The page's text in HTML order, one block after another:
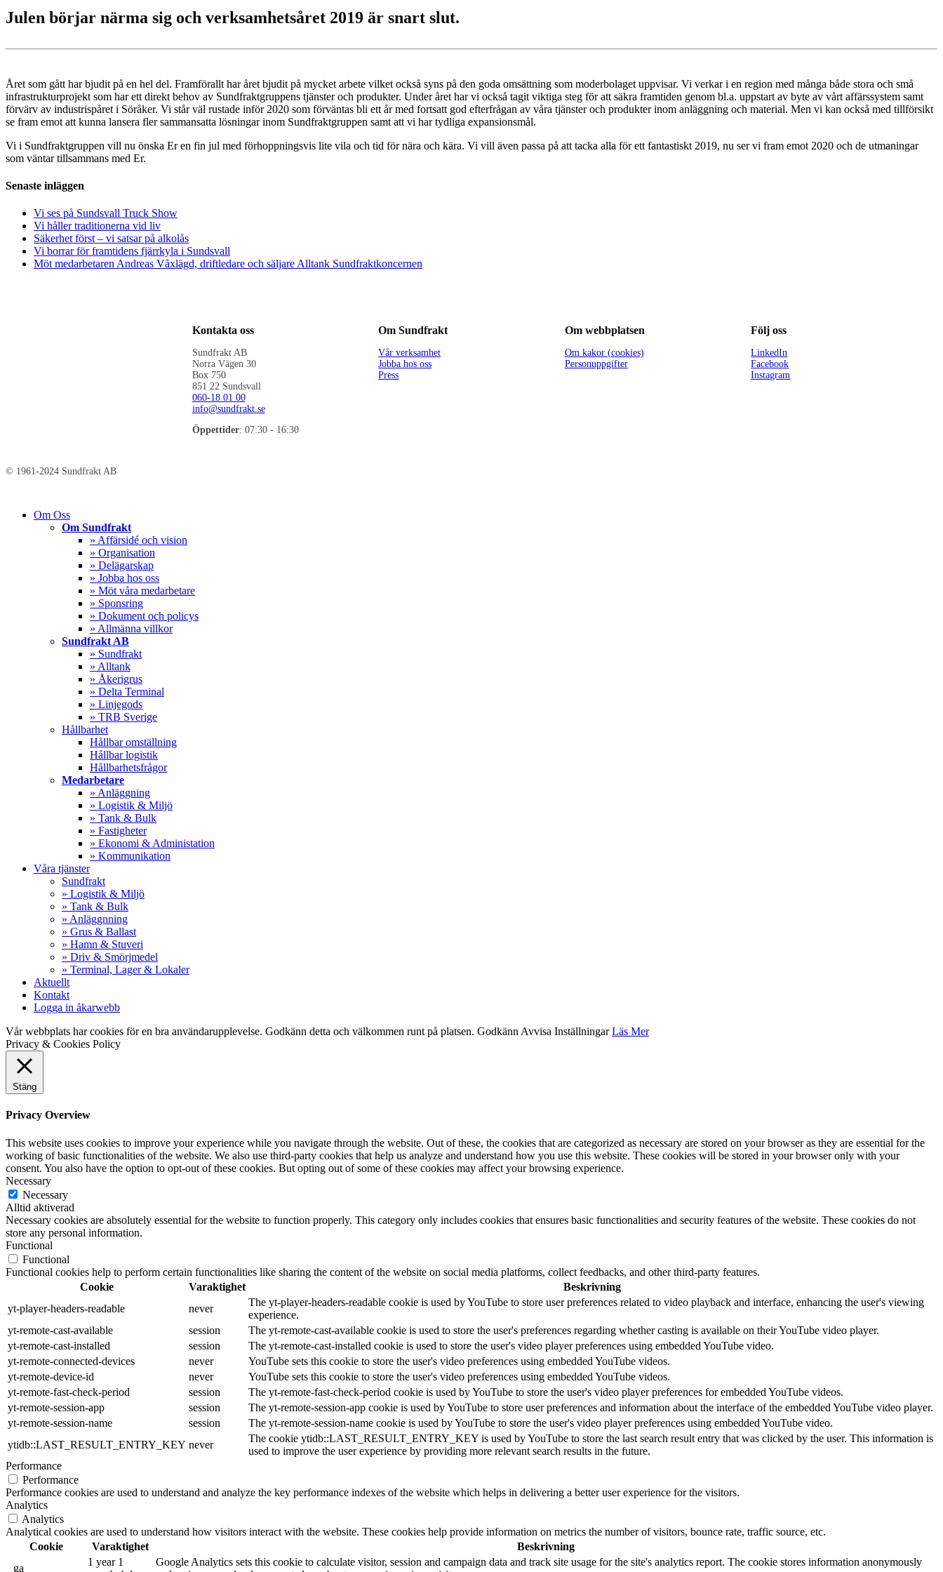
Julen börjar närma sig och verksamhetsåret 2019 är snart slut.
Året som gått har bjudit på en hel del. Framförallt har året bjudit på mycket arbete vilket också syns på den goda omsättning som moderbolaget uppvisar. Vi verkar i en region med många både stora och små
infrastrukturprojekt som har ett direkt behov av Sundfraktgruppens tjänster och produkter. Under året har vi också tagit viktiga steg för att säkra framtiden genom bl.a. uppstart av byte av vårt affärssystem samt
förvärv av industrispåret i Söråker. Vi står väl rustade inför 2020 som förväntas bli ett år med fortsatt god efterfrågan av våra tjänster och produkter inom anläggning och material. Men vi kan också med tillförsikt
se fram emot att kunna lansera fler sammansatta lösningar inom Sundfraktgruppen samt att vi har tydliga expansionsmål.
Vi i Sundfraktgruppen vill nu önska Er en fin jul med förhoppningsvis lite vila och tid för nära och kära. Vi vill även passa på att tacka alla för ett fantastiskt 2019, nu ser vi fram emot 2020 och de utmaningar
som väntar tillsammans med Er.
Senaste inläggen
Vi ses på Sundsvall Truck Show
Vi håller traditionerna vid liv
Säkerhet först – vi satsar på alkolås
Vi borrar för framtidens fjärrkyla i Sundsvall
Möt medarbetaren Andreas Våxlägd, driftledare och säljare Alltank Sundfraktkoncernen
Kontakta oss
Sundfrakt AB
Norra Vägen 30
Box 750
851 22 Sundsvall
060-18 01 00
info@sundfrakt.se
Öppettider: 07:30 - 16:30
Om Sundfrakt
Vår verksamhet
Jobba hos oss
Press
Om webbplatsen
Om kakor (cookies)
Personuppgifter
Följ oss
LinkedIn
Facebook
Instagram
© 1961-2024 Sundfrakt AB
Close
Om Oss
Om Sundfrakt
» Affärsidé och vision
» Organisation
» Delägarskap
» Jobba hos oss
» Möt våra medarbetare
» Sponsring
» Dokument och policys
» Allmänna villkor
Sundfrakt AB
» Sundfrakt
» Alltank
» Åkerigrus
» Delta Terminal
» Linjegods
» TRB Sverige
Hållbarhet
Hållbar omställning
Hållbar logistik
Hållbarhetsfrågor
Medarbetare
» Anläggning
» Logistik & Miljö
» Tank & Bulk
» Fastigheter
» Ekonomi & Administation
» Kommunikation
Våra tjänster
Sundfrakt
» Logistik & Miljö
» Tank & Bulk
» Anläggnning
» Grus & Ballast
» Hamn & Stuveri
» Driv & Smörjmedel
» Terminal, Lager & Lokaler
Aktuellt
Kontakt
Logga in åkarwebb
Vår webbplats har cookies för en bra användarupplevelse. Godkänn detta och välkommen runt på platsen. Godkänn Avvisa Inställningar Läs Mer
Privacy & Cookies Policy
Stäng
Privacy Overview
This website uses cookies to improve your experience while you navigate through the website. Out of these, the cookies that are categorized as necessary are stored on your browser as they are essential for the
working of basic functionalities of the website. We also use third-party cookies that help us analyze and understand how you use this website. These cookies will be stored in your browser only with your
consent. You also have the option to opt-out of these cookies. But opting out of some of these cookies may affect your browsing experience.
Necessary
Necessary
Alltid aktiverad
Necessary cookies are absolutely essential for the website to function properly. This category only includes cookies that ensures basic functionalities and security features of the website. These cookies do not
store any personal information.
Functional
Functional
Functional cookies help to perform certain functionalities like sharing the content of the website on social media platforms, collect feedbacks, and other third-party features.
Cookie
Varaktighet
Beskrivning
yt-player-headers-readable
never
The yt-player-headers-readable cookie is used by YouTube to store user preferences related to video playback and interface, enhancing the user's viewing
experience.
yt-remote-cast-available
session
The yt-remote-cast-available cookie is used to store the user's preferences regarding whether casting is available on their YouTube video player.
yt-remote-cast-installed
session
The yt-remote-cast-installed cookie is used to store the user's video player preferences using embedded YouTube video.
yt-remote-connected-devices
never
YouTube sets this cookie to store the user's video preferences using embedded YouTube videos.
yt-remote-device-id
never
YouTube sets this cookie to store the user's video preferences using embedded YouTube videos.
yt-remote-fast-check-period
session
The yt-remote-fast-check-period cookie is used by YouTube to store the user's video player preferences for embedded YouTube videos.
yt-remote-session-app
session
The yt-remote-session-app cookie is used by YouTube to store user preferences and information about the interface of the embedded YouTube video player.
yt-remote-session-name
session
The yt-remote-session-name cookie is used by YouTube to store the user's video player preferences using embedded YouTube video.
ytidb::LAST_RESULT_ENTRY_KEY never
The cookie ytidb::LAST_RESULT_ENTRY_KEY is used by YouTube to store the last search result entry that was clicked by the user. This information is
used to improve the user experience by providing more relevant search results in the future.
Performance
Performance
Performance cookies are used to understand and analyze the key performance indexes of the website which helps in delivering a better user experience for the visitors.
Analytics
Analytics
Analytical cookies are used to understand how visitors interact with the website. These cookies help provide information on metrics the number of visitors, bounce rate, traffic source, etc.
Cookie
Varaktighet
Beskrivning
_ga
1 year 1
Google Analytics sets this cookie to calculate visitor, session and campaign data and track site usage for the site's analytics report. The cookie stores information anonymously